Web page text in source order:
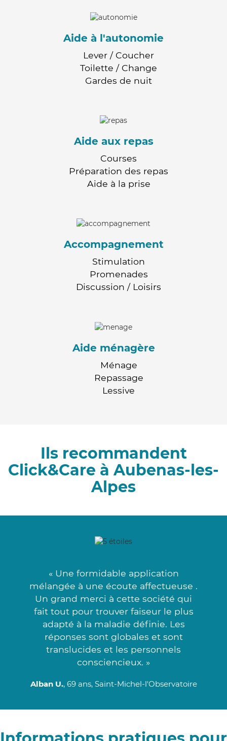
Aide à l'autonomie
Lever / Coucher
Toilette / Change
Gardes de nuit
Aide aux repas
Courses
Préparation des repas
Aide à la prise
Accompagnement
Stimulation
Promenades
Discussion / Loisirs
Aide ménagère
Ménage
Repassage
Lessive
Ils recommandent
Click&Care à Aubenas-les-
Alpes
« Une formidable application
mélangée à une écoute affectueuse .
Un grand merci à cette société qui
fait tout pour trouver faiseur le plus
adapté à la maladie définie. Les
réponses sont globales et sont
translucides et les personnels
consciencieux. »
Alban U., 69 ans, Saint-Michel-l'Observatoire